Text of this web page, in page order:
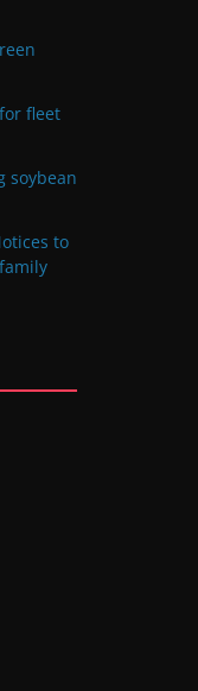
fleet
soybean
to